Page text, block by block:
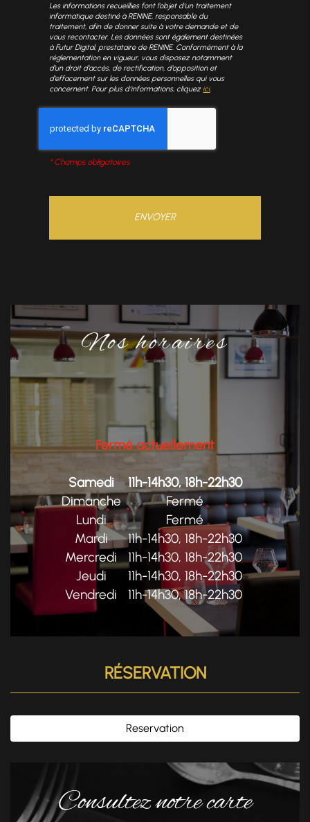
Les informations recueillies font l’objet d’un traitement
informatique destiné àRENINE, responsable du
traitement, afin de donner suite à votre demande et de
vous recontacter. Les données sont également destinées
à Futur Digital, prestataire de RENINE. Conformément à la
réglementation en vigueur, vous disposez notamment
d'un droit d'accès, de rectification, d'opposition et
d'effacement sur les données personnelles qui vous
concernent. Pour plus d’informations, cliquez ici.
*Champs obligatoires
Nos horaires
Fermé actuellement
Samedi
11h-14h30, 18h-22h30
Dimanche
Fermé
Lundi
Fermé
Mardi
11h-14h30, 18h-22h30
Mercredi
11h-14h30, 18h-22h30
Jeudi
11h-14h30, 18h-22h30
Vendredi
11h-14h30, 18h-22h30
RÉSERVATION
Reservation
Consultez notre carte